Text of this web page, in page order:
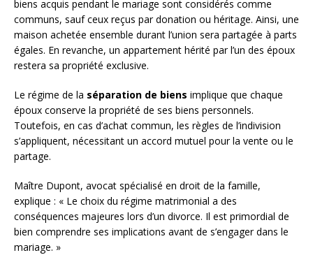
biens acquis pendant le mariage sont considérés comme
communs, sauf ceux reçus par donation ou héritage. Ainsi, une
maison achetée ensemble durant l’union sera partagée à parts
égales. En revanche, un appartement hérité par l’un des époux
restera sa propriété exclusive.
Le régime de la séparation de biens implique que chaque
époux conserve la propriété de ses biens personnels.
Toutefois, en cas d’achat commun, les règles de l’indivision
s’appliquent, nécessitant un accord mutuel pour la vente ou le
partage.
Maître Dupont, avocat spécialisé en droit de la famille,
explique : « Le choix du régime matrimonial a des
conséquences majeures lors d’un divorce. Il est primordial de
bien comprendre ses implications avant de s’engager dans le
mariage. »